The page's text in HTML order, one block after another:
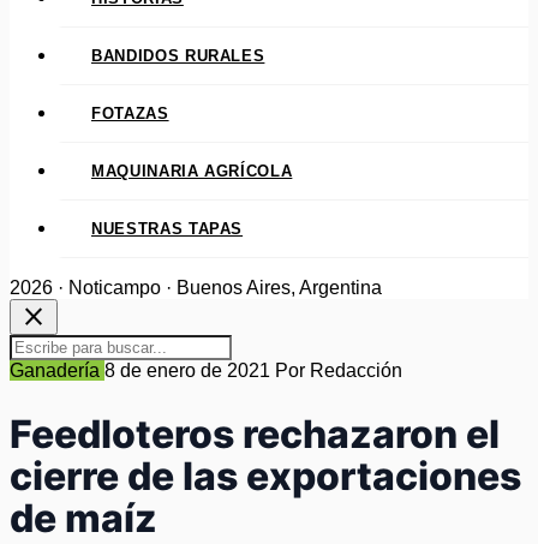
BANDIDOS RURALES
FOTAZAS
MAQUINARIA AGRÍCOLA
NUESTRAS TAPAS
2026 · Noticampo · Buenos Aires, Argentina
close
Ganadería 8 de enero de 2021 Por Redacción
Feedloteros rechazaron el
cierre de las exportaciones
de maíz